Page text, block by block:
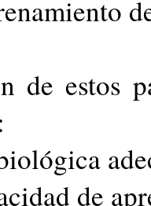
de estos
de